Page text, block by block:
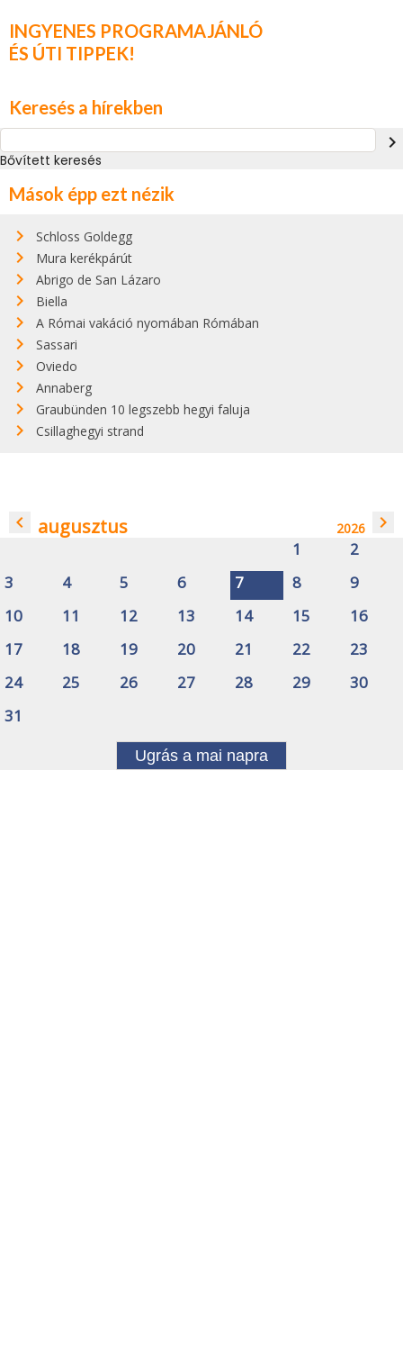
INGYENES PROGRAMAJÁNLÓ
ÉS ÚTI TIPPEK!
Keresés a hírekben
navigate_next
Bővített keresés
Mások épp ezt nézik
Schloss Goldegg
Mura kerékpárút
Abrigo de San Lázaro
Biella
A Római vakáció nyomában Rómában
Sassari
Oviedo
Annaberg
Graubünden 10 legszebb hegyi faluja
Csillaghegyi strand
navigate_before augusztus 2026 navigate_next
1
2
3
4 5 6 7 8
9
10
11 12 13 14 15
16
17
18 19 20 21 22
23
24
25 26 27 28 29
30
31
Ugrás a mai napra